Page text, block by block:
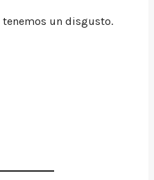
un disgusto.